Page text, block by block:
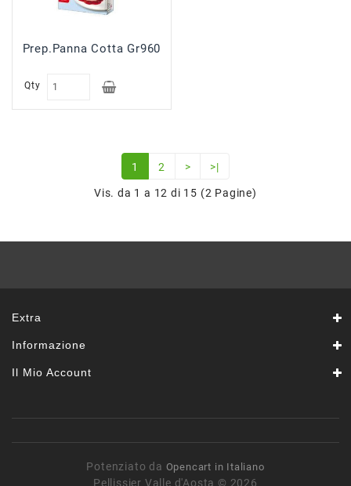
Prep.Panna Cotta Gr960
Qty
1 2 > >|
Vis. da 1 a 12 di 15 (2 Pagine)
Extra
Informazione
Il Mio Account
Potenziato da Opencart in Italiano
Pellissier Valle d'Aosta © 2026